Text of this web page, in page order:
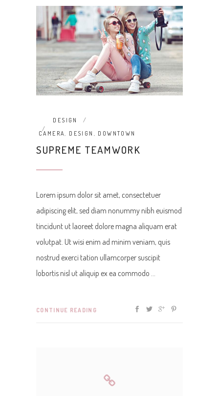
DESIGN
CAMERA
DESIGN DOWNTOWN
SUPREME TEAMWORK
Lorem ipsum dolor sit amet, consectetuer
adipiscing elit, sed diam nonummy nibh euismod
tincidunt ut laoreet dolore magna aliquam erat
volutpat. Ut wisi enim ad minim veniam, quis
nostrud exerci tation ullamcorper suscipit
lobortis nisl ut aliquip ex ea commodo
CONTINUE READING